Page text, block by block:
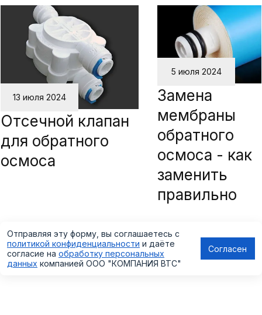
13 июля 2024
Отсечной клапан
для обратного
осмоса
5 июля 2024
Замена
мембраны
обратного
осмоса - как
заменить
правильно
Отправляя эту форму, вы соглашаетесь с
политикой конфиденциальности и даёте
согласие на обработку персональных
данных компанией ООО "КОМПАНИЯ ВТС"
Согласен